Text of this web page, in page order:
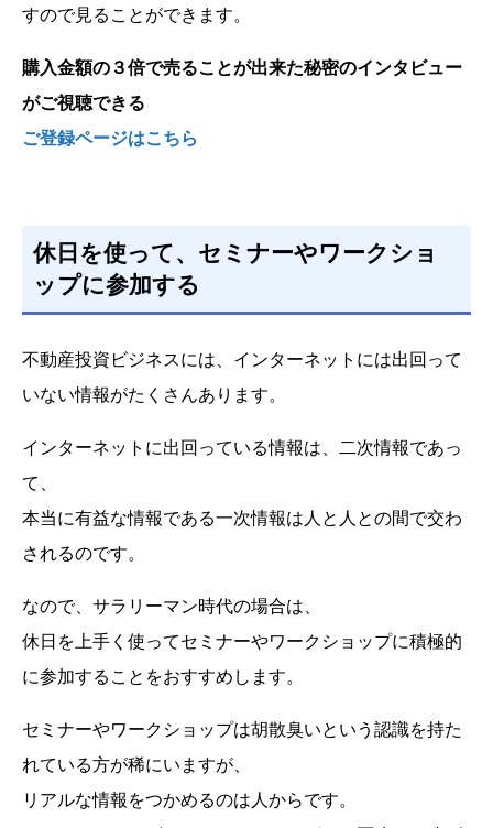
すので見ることができます。
購入金額の３倍で売ることが出来た秘密のインタビュー
がご視聴できる
ご登録ページはこちら
休日を使って、セミナーやワークショ
ップに参加する
不動産投資ビジネスには、インターネットには出回って
いない情報がたくさんあります。
インターネットに出回っている情報は、二次情報であっ
て、
本当に有益な情報である一次情報は人と人との間で交わ
されるのです。
なので、サラリーマン時代の場合は、
休日を上手く使ってセミナーやワークショップに積極的
に参加することをおすすめします。
セミナーやワークショップは胡散臭いという認識を持た
れている方が稀にいますが、
リアルな情報をつかめるのは人からです。